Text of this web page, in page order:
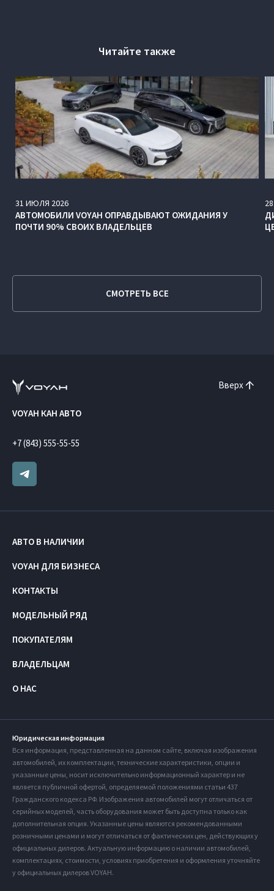
Читайте также
31 ИЮЛЯ 2026
АВТОМОБИЛИ VOYAH ОПРАВДЫВАЮТ ОЖИДАНИЯ У
ПОЧТИ 90% СВОИХ ВЛАДЕЛЬЦЕВ
28
СМОТРЕТЬ ВСЕ
Вверх
VOYAH КАН АВТО
+7 (843) 555-55-55
АВТО В НАЛИЧИИ
VOYAH ДЛЯ БИЗНЕСА
КОНТАКТЫ
МОДЕЛЬНЫЙ РЯД
ПОКУПАТЕЛЯМ
ВЛАДЕЛЬЦАМ
О НАС
Юридическая информация
Вся информация, представленная на данном сайте, включая изображения
автомобилей, их комплектации, технические характеристики, опции и
указанные цены, носит исключительно информационный характер и не
является публичной офертой, определяемой положениями статьи 437
Гражданского кодекса РФ. Изображения автомобилей могут отличаться от
серийных моделей, часть оборудования может быть доступна только как
дополнительная опция. Указанные цены являются рекомендованными
розничными ценами и могут отличаться от фактических цен, действующих у
официальных дилеров. Актуальную информацию о наличии автомобилей,
комплектациях, стоимости, условиях приобретения и оформления уточняйте
у официальных дилеров VOYAH.